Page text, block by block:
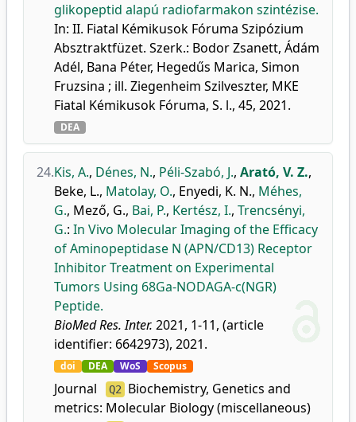
glikopeptid alapú radiofarmakon szintézise.
In: II. Fiatal Kémikusok Fóruma Szipózium
Absztraktfüzet. Szerk.: Bodor Zsanett, Ádám
Adél, Bana Péter, Hegedűs Marica, Simon
Fruzsina ; ill. Ziegenheim Szilveszter, MKE
Fiatal Kémikusok Fóruma, S. l., 45, 2021.
DEA
24.Kis, A., Dénes, N., Péli-Szabó, J., Arató, V. Z.,
Beke, L., Matolay, O., Enyedi, K. N., Méhes,
G., Mező, G., Bai, P., Kertész, I., Trencsényi,
G.: In Vivo Molecular Imaging of the Efficacy
of Aminopeptidase N (APN/CD13) Receptor
Inhibitor Treatment on Experimental
Tumors Using 68Ga-NODAGA-c(NGR)
Peptide.
BioMed Res. Inter. 2021, 1-11, (article
identifier: 6642973), 2021.
doi DEA WoS Scopus
Journal
metrics:
Q2 Biochemistry, Genetics and
Molecular Biology (miscellaneous)